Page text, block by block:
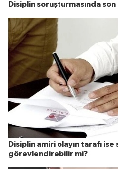
Disiplin soruşturmasında
Disiplin amiri olayın tarafı ise
görevlendirebilir mi?